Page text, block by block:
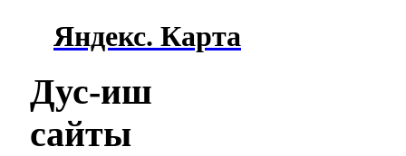
Яндекс. Карта
Дус-иш
сайты